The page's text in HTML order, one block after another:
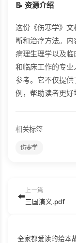
📝 资源介绍
这份《伤寒学》
断和治疗方法。内
病理生理学以及
和临床工作的专
参考。它不仅提
例，帮助读者更好
相关标签
伤寒学
⬅️
上一篇
三国演义.pdf